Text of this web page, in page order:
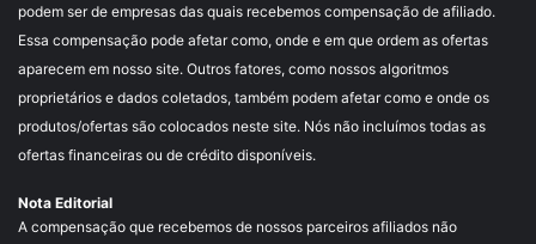
podem ser de empresas das quais recebemos compensação de afiliado.
Essa compensação pode afetar como, onde e em que ordem as ofertas
aparecem em nosso site. Outros fatores, como nossos algoritmos
proprietários e dados coletados, também podem afetar como e onde os
produtos/ofertas são colocados neste site. Nós não incluímos todas as
ofertas financeiras ou de crédito disponíveis.
Nota Editorial
A compensação que recebemos de nossos parceiros afiliados não